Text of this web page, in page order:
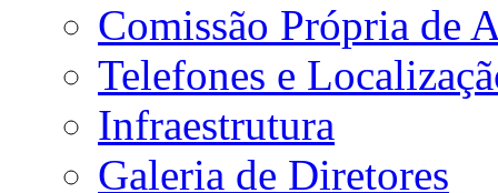
Comissão Própria de
Telefones e
Infraestrutura
Galeria de Diretores